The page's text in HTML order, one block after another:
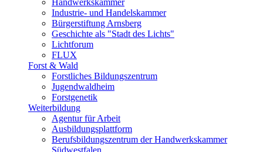
Handwerkskammer
Industrie- und Handelskammer
Bürgerstiftung Arnsberg
Geschichte als "Stadt des Lichts"
Lichtforum
FLUX
Forst & Wald
Forstliches Bildungszentrum
Jugendwaldheim
Forstgenetik
Weiterbildung
Agentur für Arbeit
Ausbildungsplattform
Berufsbildungszentrum der Handwerkskammer
Südwestfalen